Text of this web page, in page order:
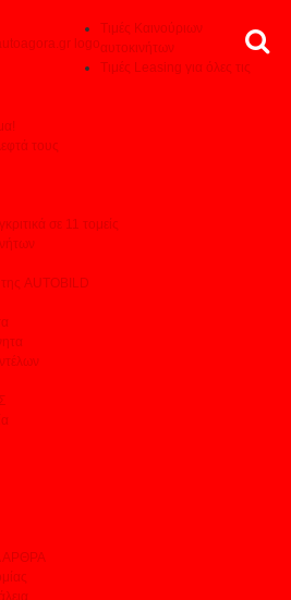
Τιμές Καινούριων
αυτοκινήτων
Τιμές Leasing για όλες τις
τους
σε 11 τομείς
AUTOBILD
ΑΡΘΡΑ